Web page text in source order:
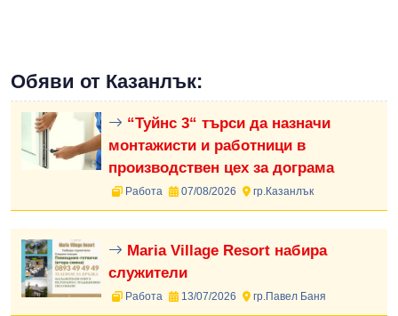
Обяви от Казанлък:
“Туйнс 3“ търси да назначи
монтажисти и работници в
производствен цех за дограма
Работа 07/08/2026 гр.Казанлък
Maria Village Resort набира
служители
Работа 13/07/2026 гр.Павел Баня